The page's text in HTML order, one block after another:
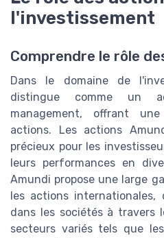
l'investissement
Comprendre le rôle
Dans le domaine de
distingue comme un
management, offrant
actions. Les actions
précieux pour les
leurs performances en
Amundi propose une large
les actions
dans les sociétés à travers
secteurs variés tels que